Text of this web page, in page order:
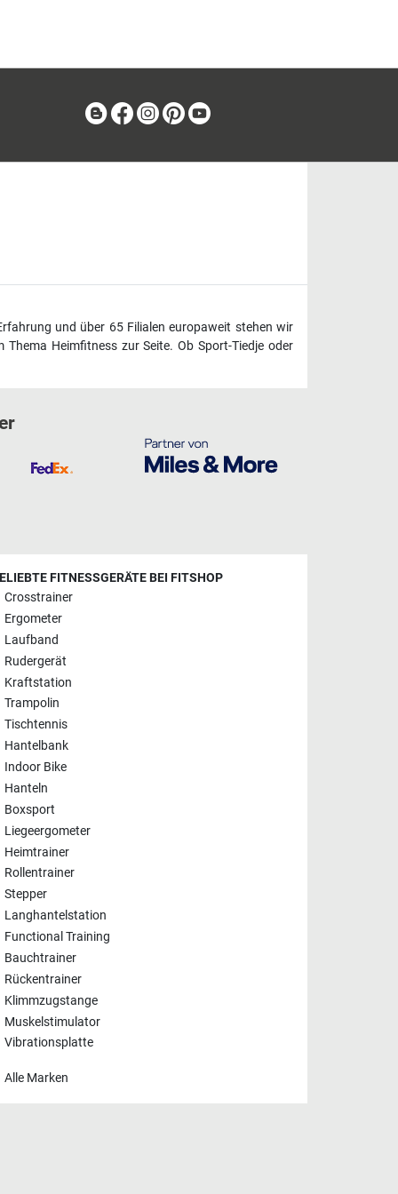
BlogFacebook
Instagram
Pinterest
und über 65 Filialen europaweit stehen wir
Heimfitness zur Seite. Ob Sport-Tiedje oder
FITNESSGERÄTE BEI FITSHOP
Crosstrainer
Ergometer
Laufband
Rudergerät
Kraftstation
Trampolin
Tischtennis
Hantelbank
Indoor Bike
Hanteln
Boxsport
Liegeergometer
Heimtrainer
Rollentrainer
Stepper
Langhantelstation
Functional Training
Bauchtrainer
Rückentrainer
Klimmzugstange
Muskelstimulator
Vibrationsplatte
Alle Marken